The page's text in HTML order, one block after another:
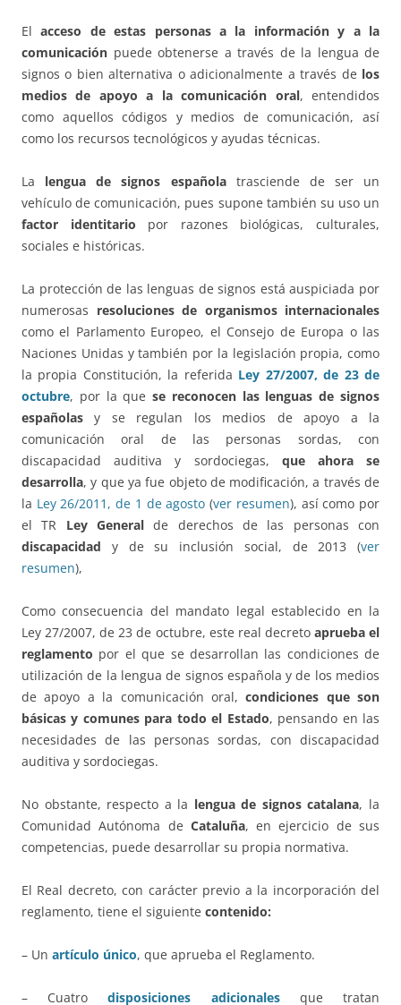
Elacceso de estas personas a la información y a la
comunicación puede obtenerse a través de la lengua de
signos o bien alternativa o adicionalmente a través de los
medios de apoyo a la comunicación oral, entendidos
como aquellos códigos y medios de comunicación, así
como los recursos tecnológicos y ayudas técnicas.
La lengua de signos españolatrasciende de ser un
vehículo de comunicación, pues supone también su uso un
factor identitario por razones biológicas, culturales,
sociales e históricas.
La protección de las lenguas de signos está auspiciada por
numerosas resoluciones de organismos internacionales
como el Parlamento Europeo, el Consejo de Europa o las
Naciones Unidas y también por la legislación propia, como
la propia Constitución, la referida Ley 27/2007, de 23 de
octubre, por la quese reconocen las lenguas de signos
españolas y se regulan los medios de apoyo a la
comunicación oral de las personas sordas, con
discapacidad auditiva y sordociegas, que ahora se
desarrolla, y que ya fue objeto de modificación, a través de
la Ley 26/2011, de 1 de agosto (ver resumen), así como por
el TR Ley General de derechos de las personas con
discapacidad y de su inclusión social, de 2013 (ver
resumen),
Como consecuencia del mandato legal establecido en la
Ley 27/2007, de 23 de octubre, este real decreto aprueba el
reglamento por el que se desarrollan las condiciones de
utilización de la lengua de signos española y de los medios
de apoyo a la comunicación oral,condiciones que son
básicas y comunes para todo el Estado, pensando en las
necesidades de las personas sordas, con discapacidad
auditiva y sordociegas.
No obstante, respecto a la lengua de signos catalana, la
Comunidad Autónoma de Cataluña, en ejercicio de sus
competencias, puede desarrollar su propia normativa.
El Real decreto, con carácter previo a la incorporación del
reglamento, tiene el siguiente contenido:
– Un artículo único, que aprueba el Reglamento.
– Cuatrodisposiciones adicionalesque tratan